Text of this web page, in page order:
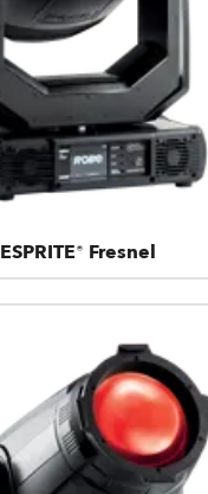
ESPRITE® Fresnel